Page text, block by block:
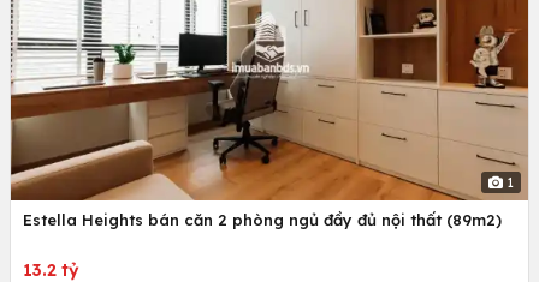
1
Estella Heights bán căn 2 phòng ngủ đầy đủ nội thất (89m2)
13.2 tỷ